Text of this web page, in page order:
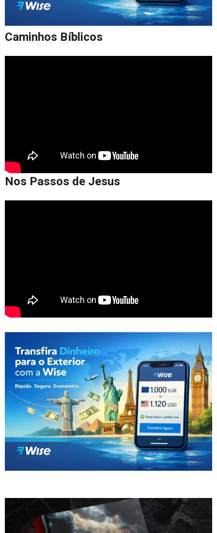
Caminhos Bíblicos
Nos Passos de Jesus